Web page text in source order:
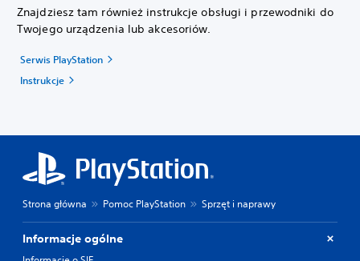
Znajdziesz tam również instrukcje obsługi i przewodniki do
Twojego urządzenia lub akcesoriów.
Serwis PlayStation
Instrukcje
Strona główna Pomoc PlayStation Sprzęt i naprawy
Informacje ogólne